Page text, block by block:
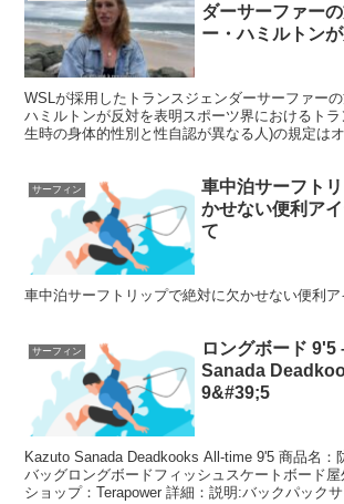
ダーサーファー
ー・ハミルトン
WSLが採用したトランスジェンダーサーファーの
ハミルトンが反対を表明スポーツ界におけるト
生時の身体的性別と性自認が異なる人)の規定は
サーフィン
車中泊サーフト
かせない便利ア
て
車中泊サーフトリップで絶対に欠かせない便利
サーフィン
ロングボード
Sanada
9&#39;5
Kazuto Sanada Deadkooks All-time 9'5 商品名：
バッグロングボードフィッシュスケートボード
ショップ：Terapower 詳細：説明:バックパックサ